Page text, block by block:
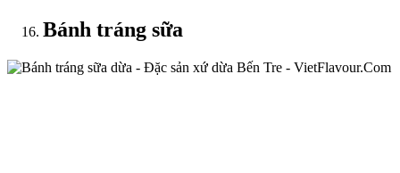
Bánh tráng sữa